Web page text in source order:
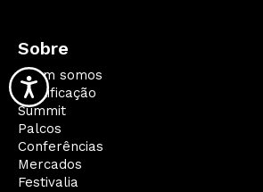
Sobre
Quem somos
Qualificação
Summit
Palcos
Conferências
Mercados
Festivalia